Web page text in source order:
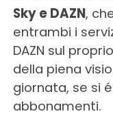
Sky e DAZN,
entrambi i
DAZN sul
della piena
giornata, se si
abbonamenti.